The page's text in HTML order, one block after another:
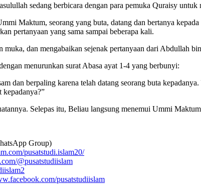
sedang berbicara dengan para pemuka Quraisy untuk
Maktum, seorang yang buta, datang dan bertanya
pertanyaan yang sama sampai beberapa kali.
muka, dan mengabaikan sejenak pertanyaan dari Abdullah
menurunkan surat Abasa ayat 1-4 yang berbunyi:
dan berpaling karena telah datang seorang buta
kepadanya?”
Selepas itu, Beliau langsung menemui Ummi
Group)
pusatstudi.islam20/
@pusatstudiislam
pusatstudiislam